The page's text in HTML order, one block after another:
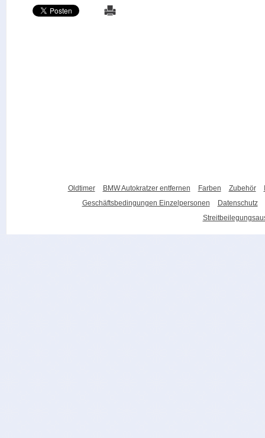
Oldtimer BMW Autokratzer entfernen Farben Zubehör
Geschäftsbedingungen Einzelpersonen
Datenschutz